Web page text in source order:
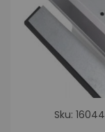
Sku: 16044